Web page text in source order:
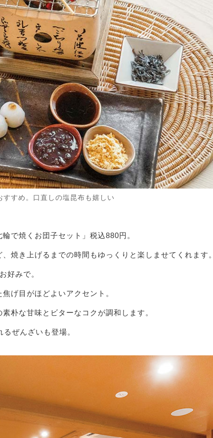
すめ。口直しの塩昆布も嬉しい
で焼くお団子セット」税込880円。
焼き上げるまでの時間もゆっくりと楽しませてくれます。
好みで。
げ目がほどよいアクセント。
朴な甘味とビターなコクが調和します。
ぜんざいも登場。